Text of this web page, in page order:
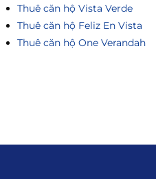
Thuê căn hộ Vista Verde
Thuê căn hộ Feliz En Vista
Thuê căn hộ One Verandah